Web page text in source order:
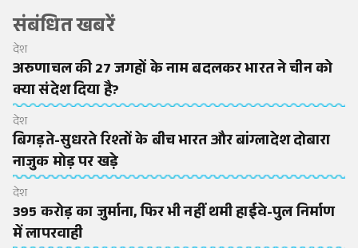
संबंधित खबरें
देश
अरुणाचल की 27 जगहों के नाम बदलकर भारत ने चीन को
क्या संदेश दिया है?
देश
बिगड़ते-सुधरते रिश्तों के बीच भारत और बांग्लादेश दोबारा
नाजुक मोड़ पर खड़े
देश
395 करोड़ का जुर्माना, फिर भी नहीं थमी हाईवे-पुल निर्माण
में लापरवाही